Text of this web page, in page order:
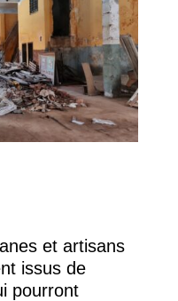
et artisans
issus de
pourront